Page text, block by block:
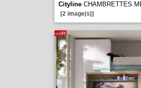
CitylineCHAMBRETTES
[2 image(s)]